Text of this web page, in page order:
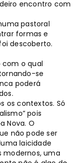
encontro com
pastoral
formas e
descoberto.
com o qual
se
poderá
os contextos. Só
pois
Nova. O
não pode ser
laicidade
modernos, uma